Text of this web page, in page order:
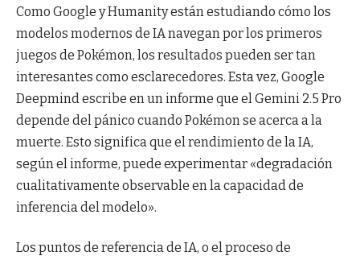
Como Google y Humanity están estudiando cómo los
modelos modernos de IA navegan por los primeros
juegos de Pokémon, los resultados pueden ser tan
interesantes como esclarecedores. Esta vez, Google
Deepmind escribe en un informe que el Gemini 2.5 Pro
depende del pánico cuando Pokémon se acerca a la
muerte. Esto significa que el rendimiento de la IA,
según el informe, puede experimentar «degradación
cualitativamente observable en la capacidad de
inferencia del modelo».
Los puntos de referencia de IA, o el proceso de